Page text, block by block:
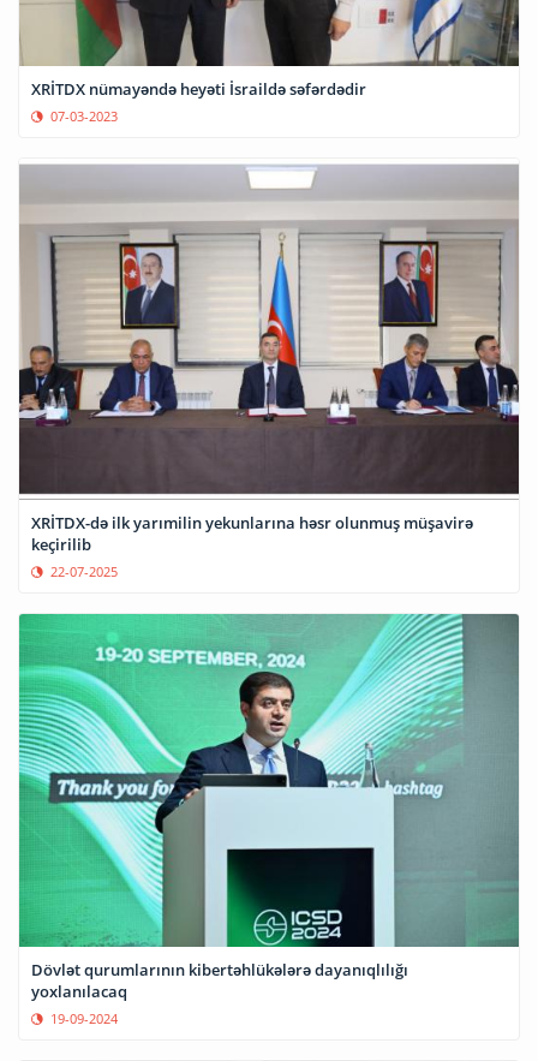
XRİTDX nümayəndə heyəti İsraildə səfərdədir
07-03-2023
XRİTDX-də ilk yarımilin yekunlarına həsr olunmuş müşavirə
keçirilib
22-07-2025
Dövlət qurumlarının kibertəhlükələrə dayanıqlılığı
yoxlanılacaq
19-09-2024